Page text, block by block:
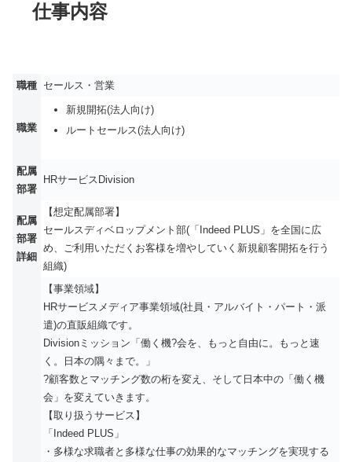
仕事内容
職種 セールス・営業
職業
新規開拓(法人向け)
ルートセールス(法人向け)
配属
部署
HRサービスDivision
配属
部署
詳細
【想定配属部署】
セールスディベロップメント部(「Indeed PLUS」を全国に広
め、ご利用いただくお客様を増やしていく新規顧客開拓を行う
組織)
【事業領域】
HRサービスメディア事業領域(社員・アルバイト・パート・派
遣)の直販組織です。
Divisionミッション「働く機?会を、もっと自由に。もっと速
く。日本の隅々まで。」
?顧客数とマッチング数の桁を変え、そして日本中の「働く機
会」を変えていきます。
【取り扱うサービス】
「Indeed PLUS」
・多様な求職者と多様な仕事の効果的なマッチングを実現する